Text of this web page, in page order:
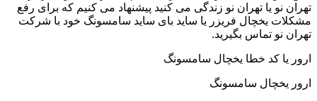
تهران نو یا تهران نو زندگی می کنید پیشنهاد می کنیم که برای رفع
مشکلات یخچال فریزر یا ساید بای ساید سامسونگ خود با شرکت
تهران نو تماس بگیرید.
ارور یا کد خطا یخچال سامسونگ
ارور یخچال سامسونگ